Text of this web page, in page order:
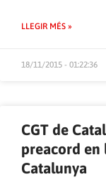
LLEGIR MÉS »
18/11/2015 - 01:22:36
CGT de
preacord en
Catalunya